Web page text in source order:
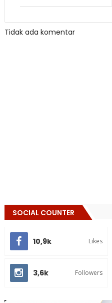
Tidak ada komentar
SOCIAL COUNTER
10,9k Likes
3,6k Followers